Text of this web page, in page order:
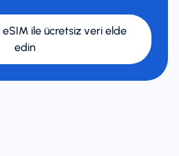
eSIM ile ücretsiz veri elde
edin